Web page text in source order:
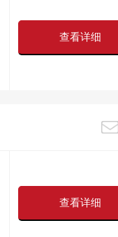
查看详细
查看详细